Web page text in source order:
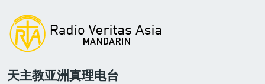
天主教亚洲真理电台